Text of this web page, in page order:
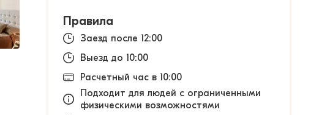
Правила
Заезд после 12:00
Выезд до 10:00
Расчетный час в 10:00
Подходит для людей с ограниченными
физическими возможностями